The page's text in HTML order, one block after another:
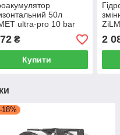
50л
ultra-pro 10 bar
₴
Купити
)
2